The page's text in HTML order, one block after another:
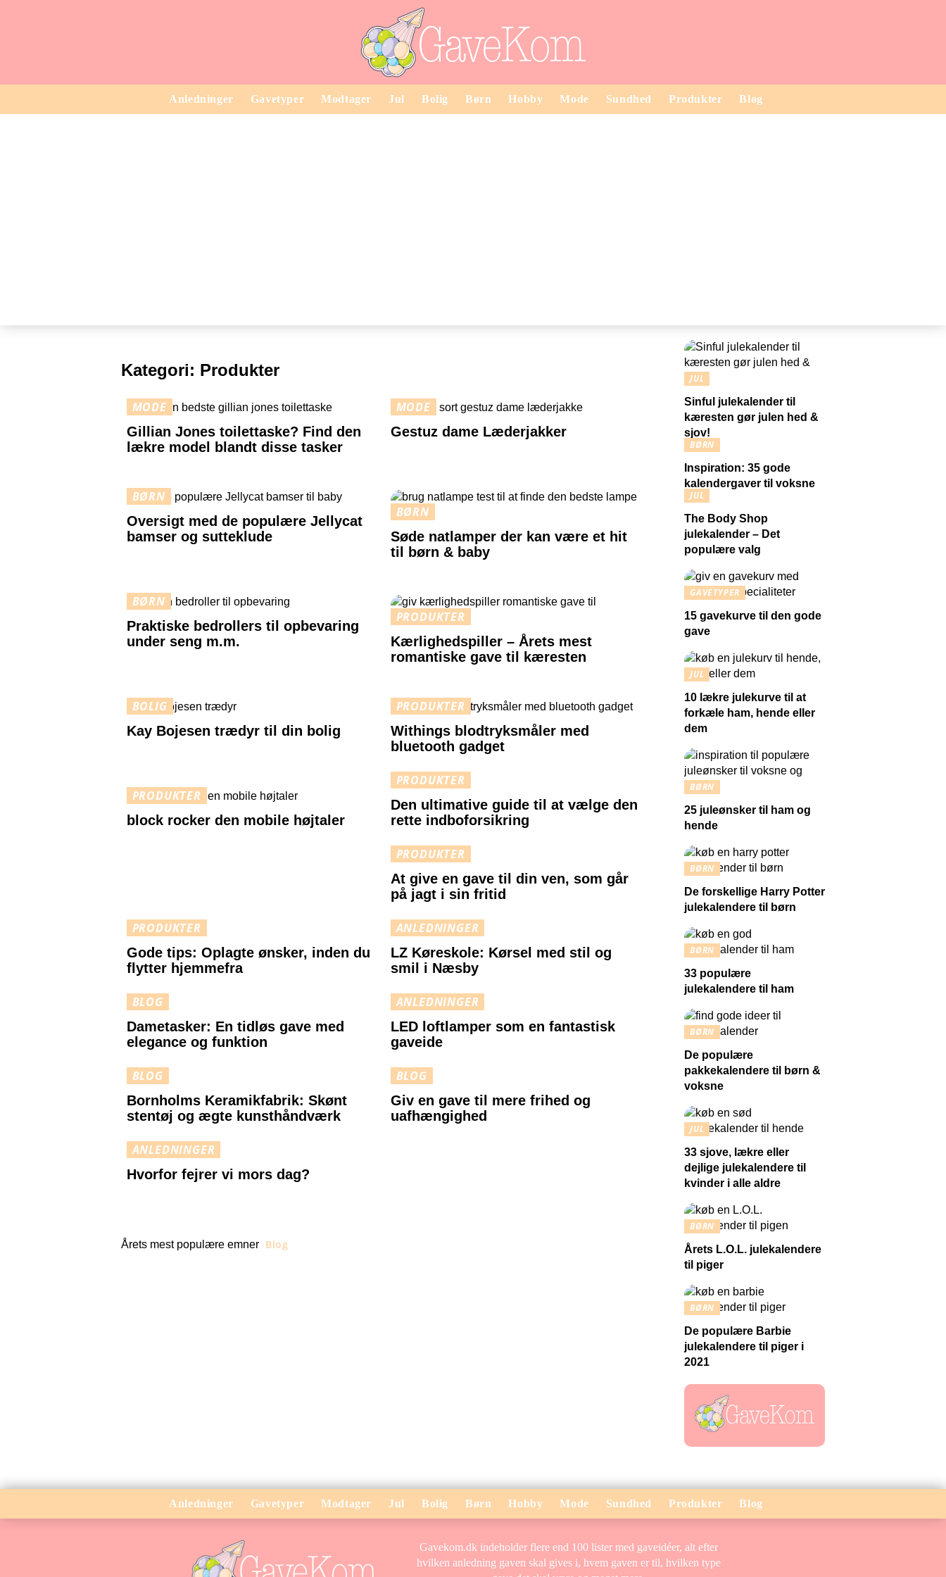
Anledninger Gavetyper Modtager Jul Bolig Børn Hobby Mode Sundhed Produkter Blog
Kategori: Produkter
MODE
Gillian Jones toilettaske? Find den
lækre model blandt disse tasker
MODE
Gestuz dame Læderjakker
BØRN
Oversigt med de populære Jellycat
bamser og sutteklude
BØRN
Søde natlamper der kan være et hit
til børn & baby
BØRN
Praktiske bedrollers til opbevaring
under seng m.m.
PRODUKTER
Kærlighedspiller – Årets mest
romantiske gave til kæresten
BOLIG
Kay Bojesen trædyr til din bolig
PRODUKTER
Withings blodtryksmåler med
bluetooth gadget
PRODUKTER
block rocker den mobile højtaler
PRODUKTER
Den ultimative guide til at vælge den
rette indboforsikring
PRODUKTER
At give en gave til din ven, som går
på jagt i sin fritid
PRODUKTER
Gode tips: Oplagte ønsker, inden du
flytter hjemmefra
ANLEDNINGER
LZ Køreskole: Kørsel med stil og
smil i Næsby
BLOG
Dametasker: En tidløs gave med
elegance og funktion
ANLEDNINGER
LED loftlamper som en fantastisk
gaveide
BLOG
Bornholms Keramikfabrik: Skønt
stentøj og ægte kunsthåndværk
BLOG
Giv en gave til mere frihed og
uafhængighed
ANLEDNINGER
Hvorfor fejrer vi mors dag?
Årets mest populære emner Blog
JUL
Sinful julekalender til
kæresten gør julen hed &
sjov!
BØRN
Inspiration: 35 gode
kalendergaver til voksne
JUL
The Body Shop
julekalender – Det
populære valg
GAVETYPER
15 gavekurve til den gode
gave
JUL
10 lækre julekurve til at
forkæle ham, hende eller
dem
BØRN
25 juleønsker til ham og
hende
BØRN
De forskellige Harry Potter
julekalendere til børn
BØRN
33 populære
julekalendere til ham
BØRN
De populære
pakkekalendere til børn &
voksne
JUL
33 sjove, lækre eller
dejlige julekalendere til
kvinder i alle aldre
BØRN
Årets L.O.L. julekalendere
til piger
BØRN
De populære Barbie
julekalendere til piger i
2021
Anledninger Gavetyper Modtager Jul Bolig Børn Hobby Mode Sundhed Produkter Blog
Gavekom.dk indeholder flere end 100 lister med gaveidéer, alt efter
hvilken anledning gaven skal gives i, hvem gaven er til, hvilken type